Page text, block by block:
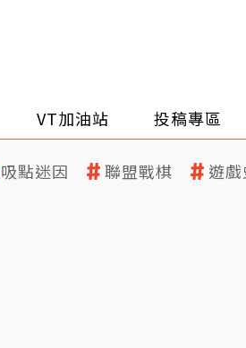
VT加油站 投稿專區
吸點迷因 聯盟戰棋 遊